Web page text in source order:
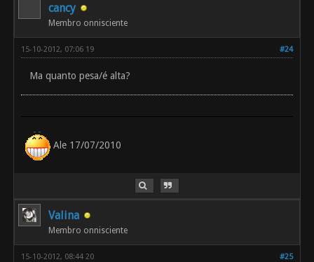
cancy
Membro onnisciente
#24
15-10-2012, 07:06 19
Ma quanto pesa/é alta?
Ale 17/07/2010
Valina
Membro onnisciente
#25
15-10-2012, 08:44 20